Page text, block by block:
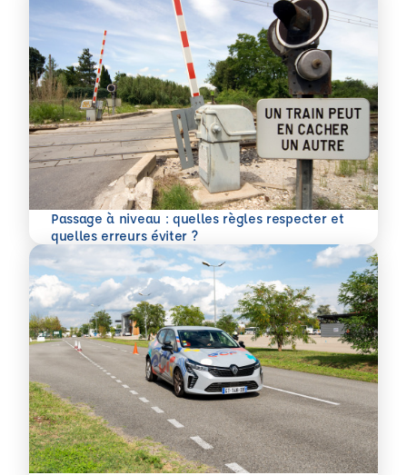
Passage à niveau : quelles règles respecter et
quelles erreurs éviter ?
En savoir plus